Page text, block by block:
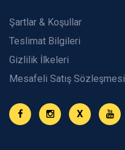
Şartlar & Koşullar
Teslimat Bilgileri
Gizlilik İlkeleri
Mesafeli Satış Sözleşmesi
X